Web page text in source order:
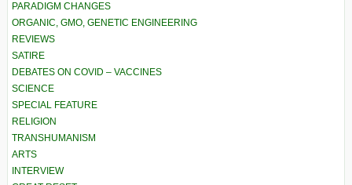
PARADIGM CHANGES
ORGANIC, GMO, GENETIC ENGINEERING
REVIEWS
SATIRE
DEBATES ON COVID – VACCINES
SCIENCE
SPECIAL FEATURE
RELIGION
TRANSHUMANISM
ARTS
INTERVIEW